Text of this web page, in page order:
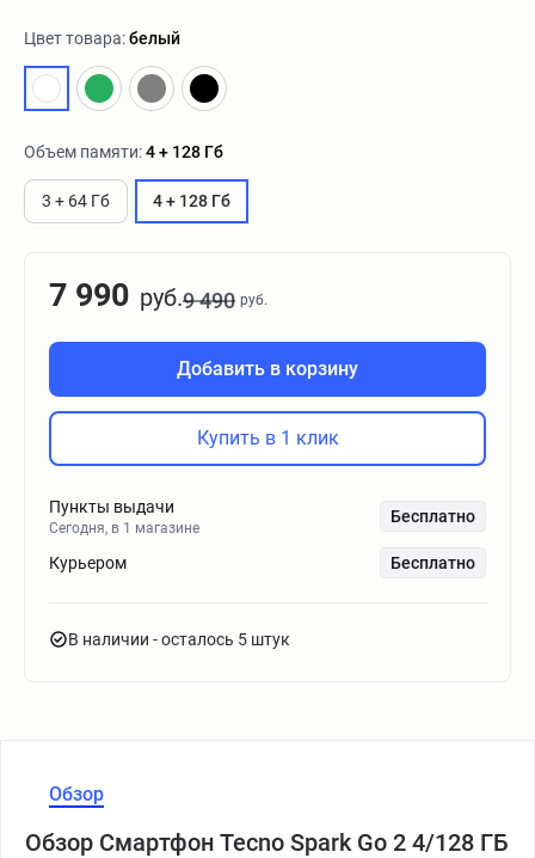
Цвет товара:белый
Объем памяти:4 + 128 Гб
3 + 64 Гб 4 + 128 Гб
7 990 руб.9 490 руб.
Добавить в корзину
Купить в 1 клик
Пункты выдачи
Сегодня, в 1 магазине
Бесплатно
Курьером Бесплатно
В наличии - осталось 5 штук
Обзор
Обзор Смартфон Tecno Spark Go 2 4/128 ГБ